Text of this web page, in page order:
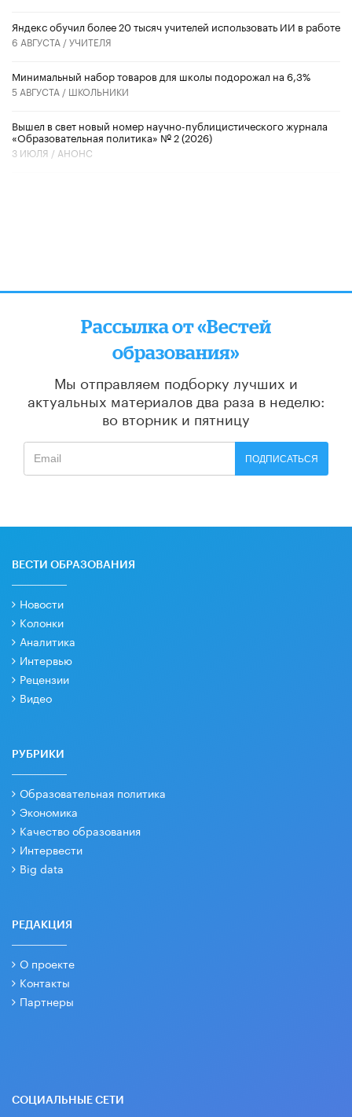
​Яндекс обучил более 20 тысяч учителей использовать ИИ в работе
6 АВГУСТА /УЧИТЕЛЯ
Минимальный набор товаров для школы подорожал на 6,3%
5 АВГУСТА / ШКОЛЬНИКИ
Вышел в свет новый номер научно-публицистического журнала
«Образовательная политика» № 2 (2026)
3 ИЮЛЯ / АНОНС
Рассылка от «Вестей
образования»
Мы отправляем подборку лучших и
актуальных материалов два раза в неделю:
во вторник и пятницу
ПОДПИСАТЬСЯ
ВЕСТИ ОБРАЗОВАНИЯ
Новости
Колонки
Аналитика
Интервью
Рецензии
Видео
РУБРИКИ
Образовательная политика
Экономика
Качество образования
Интервести
Big data
РЕДАКЦИЯ
О проекте
Контакты
Партнеры
СОЦИАЛЬНЫЕ СЕТИ